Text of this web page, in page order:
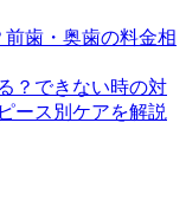
歯・奥歯の料金相
？できない時の対
ース別ケアを解説